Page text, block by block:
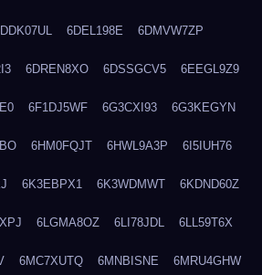
6DEL198E 6DMVW7ZP
6DREN8XO 6DSSGCV5 6EEGL9Z9
6F1DJ5WF 6G3CXI93 6G3KEGYN
6HM0FQJT 6HWL9A3P 6I5IUH76
6K3EBPX1 6K3WDMWT 6KDND60Z
6LGMA8OZ 6LI78JDL 6LL59T6X
6MC7XUTQ 6MNBISNE 6MRU4GHW